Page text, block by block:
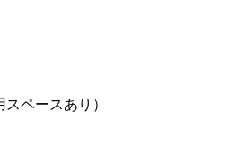
ペースあり）